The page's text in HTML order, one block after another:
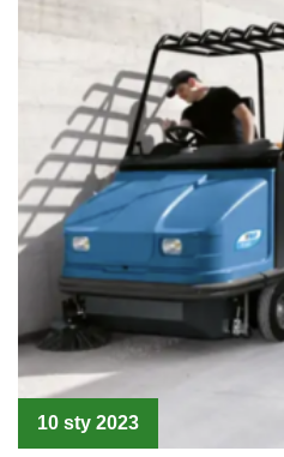
10 sty 2023